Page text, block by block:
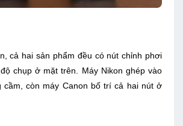
cả hai sản phẩm đều có nút chỉnh phơi
chụp ở mặt trên. Máy Nikon ghép vào
cầm, còn máy Canon bố trí cả hai nút ở